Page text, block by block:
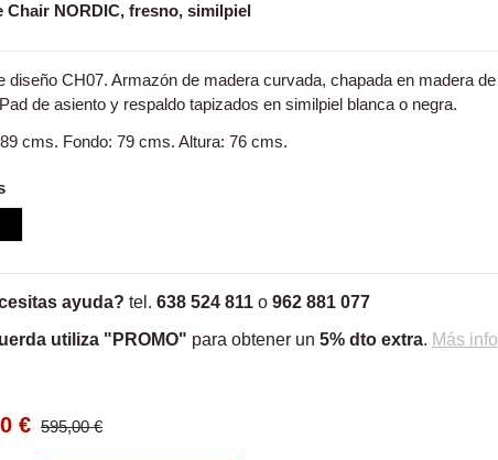
Chair NORDIC, fresno, similpiel
diseño CH07. Armazón de madera curvada, chapada en madera de
de asiento y respaldo tapizados en similpiel blanca o negra.
cms. Fondo: 79 cms. Altura: 76 cms.
ayuda? tel. 638 524 811 o 962 881 077
utiliza "PROMO" para obtener un 5% dto extra. Más info
€ 595,00 €